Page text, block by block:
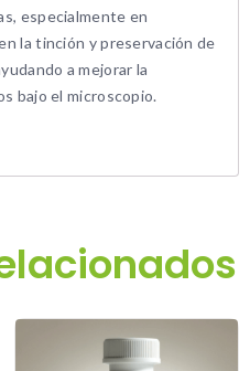
especialmente en
la tinción y preservación de
a mejorar la
bajo el microscopio.